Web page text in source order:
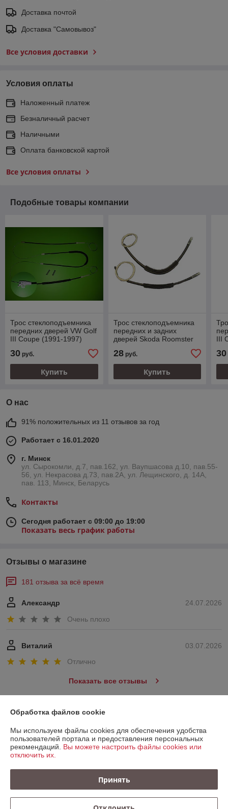
Доставка почтой
Доставка "Самовывоз"
Все условия доставки
Условия оплаты
Наложенный платеж
Безналичный расчет
Наличными
Оплата банковской картой
Все условия оплаты
Подобные товары компании
Трос стеклоподъемника
передних дверей VW Golf
III Coupe (1991-1997)
30 руб.
Купить
Трос стеклоподъемника
передних и задних
дверей Skoda Roomster
28руб.
Купить
III
30
О нас
91% положительных из 11 отзывов за год
Работает с 16.01.2020
г. Минск
ул. Сырокомли, д.7, пав.162, ул. Ваупшасова д.10, пав.55-
56, ул. Некрасова д.73, пав.2А, ул. Лещинского, д. 14А,
пав. 113, Минск, Беларусь
Контакты
Сегодня работает с 09:00 до 19:00
Показать весь график работы
Отзывы о магазине
181 отзыва за всё время
24.07.2026
Александр
Очень плохо
03.07.2026
Виталий
Отлично
Показать все отзывы
О нас
Контакты
График работы
Обработка файлов cookie
Мы используем файлы cookies для обеспечения удобства
пользователей портала и предоставления персональных
рекомендаций. Вы можете настроить файлы cookies или
отключить их.
Принять